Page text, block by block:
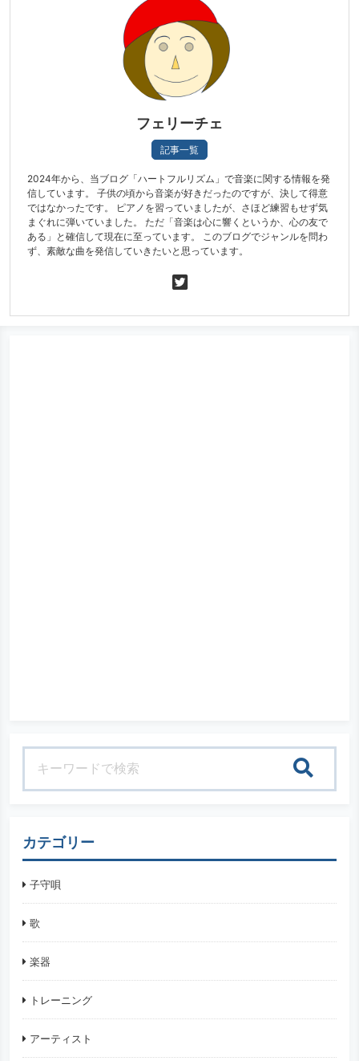
フェリーチェ
記事一覧
2024年から、当ブログ「ハートフルリズム」で音楽に関する情報を発
信しています。 子供の頃から音楽が好きだったのですが、決して得意
ではなかったです。 ピアノを習っていましたが、さほど練習もせず気
まぐれに弾いていました。 ただ「音楽は心に響くというか、心の友で
ある」と確信して現在に至っています。 このブログでジャンルを問わ
ず、素敵な曲を発信していきたいと思っています。
カテゴリー
子守唄
歌
楽器
トレーニング
アーティスト